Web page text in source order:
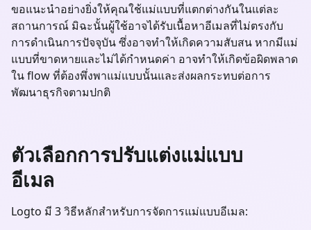
ขอแนะนำอย่างยิ่งให้คุณใช้แม่แบบที่แตกต่างกันในแต่ละ
สถานการณ์ มิฉะนั้นผู้ใช้อาจได้รับเนื้อหาอีเมลที่ไม่ตรงกับ
การดำเนินการปัจจุบัน ซึ่งอาจทำให้เกิดความสับสน หากมีแม่
แบบที่ขาดหายและไม่ได้กำหนดค่า อาจทำให้เกิดข้อผิดพลาด
ใน flow ที่ต้องพึ่งพาแม่แบบนั้นและส่งผลกระทบต่อการ
พัฒนาธุรกิจตามปกติ
ตัวเลือกการปรับแต่งแม่แบบ
อีเมล
Logto มี 3 วิธีหลักสำหรับการจัดการแม่แบบอีเมล: